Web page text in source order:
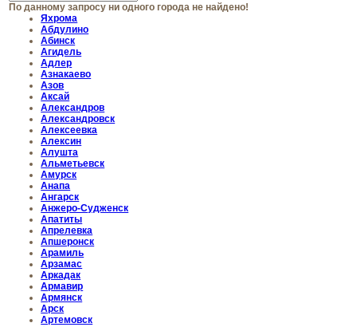
По данному запросу ни одного города не найдено!
Яхрома
Абдулино
Абинск
Агидель
Адлер
Азнакаево
Азов
Аксай
Александров
Александровск
Алексеевка
Алексин
Алушта
Альметьевск
Амурск
Анапа
Ангарск
Анжеро-Судженск
Апатиты
Апрелевка
Апшеронск
Арамиль
Арзамас
Аркадак
Армавир
Армянск
Арск
Артемовск